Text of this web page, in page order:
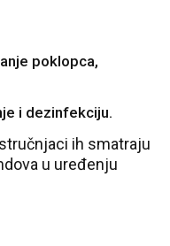
poklopca,
i dezinfekciju.
ih smatraju
u uređenju